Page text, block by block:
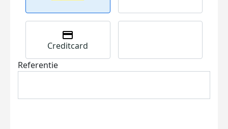
Creditcard
Referentie